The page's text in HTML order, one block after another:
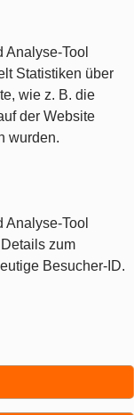
Analyse-Tool
Statistiken über
wie z. B. die
der Website
wurden.
Analyse-Tool
zum
Besucher-ID.